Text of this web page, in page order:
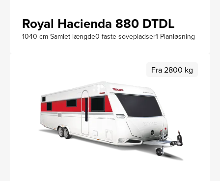
Royal Hacienda 880 DTDL
1040 cm Samlet længde0 faste sovepladser1 Planløsning
Fra 2800 kg